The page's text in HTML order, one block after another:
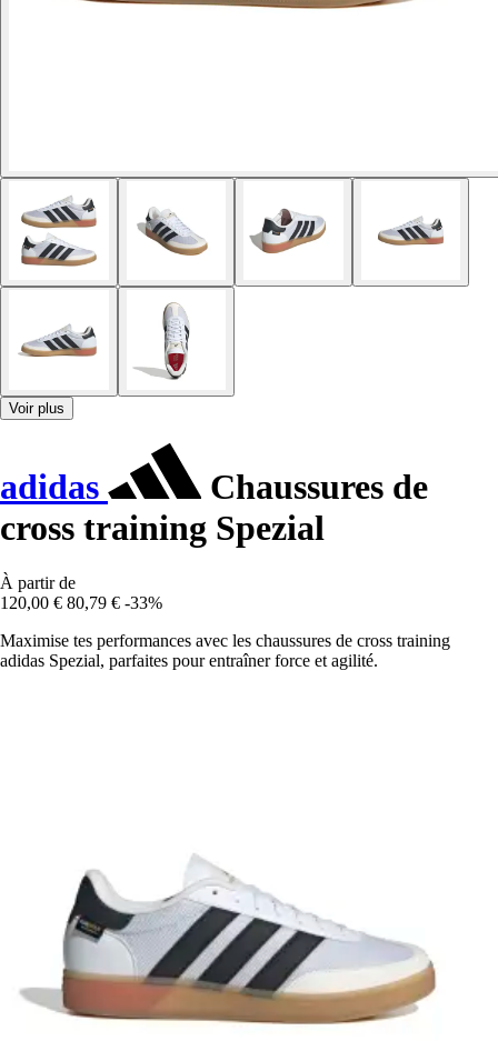
Voir plus
adidas
Chaussures de
cross training Spezial
À partir de
120,00 € 80,79 € -33%
Maximise tes performances avec les chaussures de cross training
adidas Spezial, parfaites pour entraîner force et agilité.